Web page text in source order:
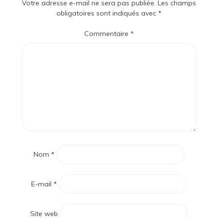
Votre adresse e-mail ne sera pas publiée. Les champs
obligatoires sont indiqués avec *
Commentaire *
Nom *
E-mail *
Site web